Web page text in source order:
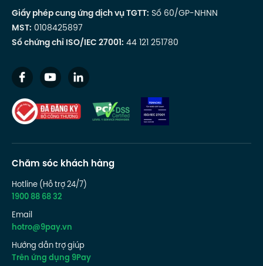
Giấy phép cung ứng dịch vụ TGTT: Số 60/GP-NHNN
MST: 0108425897
Số chứng chỉ ISO/IEC 27001: 44 121 251780
Chăm sóc khách hàng
Hotline (Hỗ trợ 24/7)
1900 88 68 32
Email
hotro@9pay.vn
Hướng dẫn trợ giúp
Trên ứng dụng 9Pay